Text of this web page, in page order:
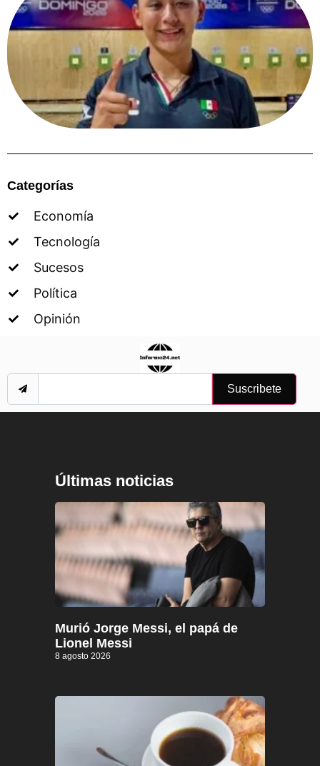
Categorías
Economía
Tecnología
Sucesos
Política
Opinión
Suscribete
Últimas noticias
Murió Jorge Messi, el papá de
Lionel Messi
8 agosto 2026